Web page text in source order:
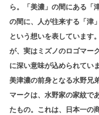
ら。「美濃」の間にある「
の間に、人が往来する「津
という想いを表しています
が、実はミズノのロゴマー
に深い意味が込められてい
美津濃の前身となる水野兄
マークは、水野家の家紋で
たもの。これは、日本一の